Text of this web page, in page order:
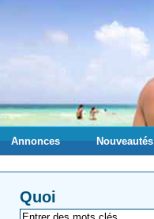
Annonces Nouveautés
Quoi